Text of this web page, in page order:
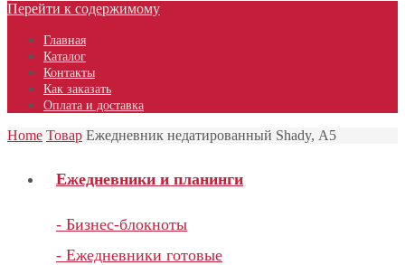
Перейти к содержимому
Главная
Каталог
Контакты
Как заказать
Оплата и доставка
Home Товар Ежедневник недатированный Shady, А5
Ежедневники и планинги
- Бизнес-блокноты
- Ежедневники готовые